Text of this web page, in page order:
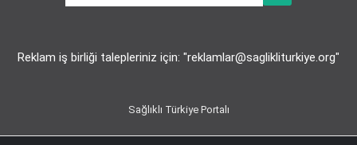
Reklam iş birliği talepleriniz için: "reklamlar@saglikliturkiye.org"
Sağlıklı Türkiye Portalı